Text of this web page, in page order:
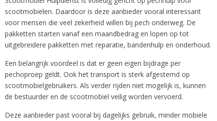
scootmobielen. Daardoor is deze aanbieder vooral interessant
voor mensen die veel zekerheid willen bij pech onderweg. De
pakketten starten vanaf een maandbedrag en lopen op tot
uitgebreidere pakketten met reparatie, bandenhulp en onderhoud.
Een belangrijk voordeel is dat er geen eigen bijdrage per
pechoproep geldt. Ook het transport is sterk afgestemd op
scootmobielgebruikers. Als verder rijden niet mogelijk is, kunnen
de bestuurder en de scootmobiel veilig worden vervoerd.
Deze aanbieder past vooral bij dagelijks gebruik, minder mobiele